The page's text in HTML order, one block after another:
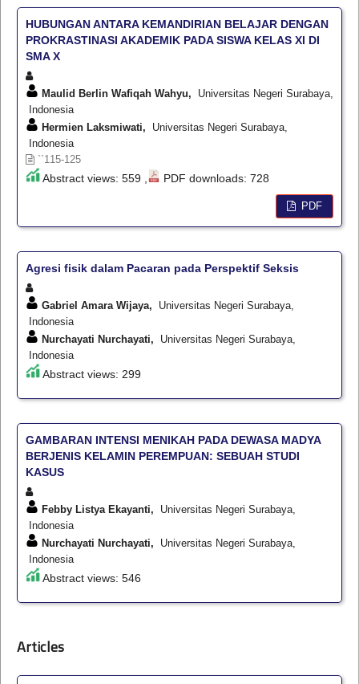
HUBUNGAN ANTARA KEMANDIRIAN BELAJAR DENGAN
PROKRASTINASI AKADEMIK PADA SISWA KELAS XI DI
SMA X
Maulid Berlin Wafiqah Wahyu, Universitas Negeri Surabaya,
Indonesia
Hermien Laksmiwati, Universitas Negeri Surabaya,
Indonesia
``115-125
Abstract views: 559 , PDF downloads: 728
PDF
Agresi fisik dalam Pacaran pada Perspektif Seksis
Gabriel Amara Wijaya, Universitas Negeri Surabaya,
Indonesia
Nurchayati Nurchayati, Universitas Negeri Surabaya,
Indonesia
Abstract views: 299
GAMBARAN INTENSI MENIKAH PADA DEWASA MADYA
BERJENIS KELAMIN PEREMPUAN: SEBUAH STUDI
KASUS
Febby Listya Ekayanti, Universitas Negeri Surabaya,
Indonesia
Nurchayati Nurchayati, Universitas Negeri Surabaya,
Indonesia
Abstract views: 546
Articles